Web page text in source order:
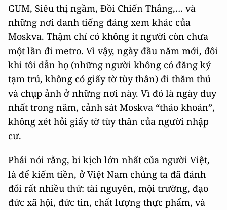
GUM, Siêu thị ngầm, Đồi Chiến Thắng,… và
những nơi danh tiếng đáng xem khác của
Moskva. Thậm chí có không ít người còn chưa
một lần đi metro. Vì vậy, ngày đầu năm mới, đôi
khi tôi dẫn họ (những người không có đăng ký
tạm trú, không có giấy tờ tùy thân) đi thăm thú
và chụp ảnh ở những nơi này. Vì đó là ngày duy
nhất trong năm, cảnh sát Moskva “tháo khoán”,
không xét hỏi giấy tờ tùy thân của người nhập
cư.
Phải nói rằng, bi kịch lớn nhất của người Việt,
là để kiếm tiền, ở Việt Nam chúng ta đã đánh
đổi rất nhiều thứ: tài nguyên, mội trường, đạo
đức xã hội, đức tin, chất lượng thực phẩm, và